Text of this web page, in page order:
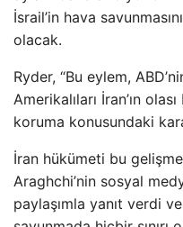
İsrail’in hava
olacak.
Ryder, “Bu eylem,
Amerikalıları İran’ın
koruma konusundaki
İran hükümeti bu
Araghchi’nin sosyal
paylaşımla yanıt verdi ve